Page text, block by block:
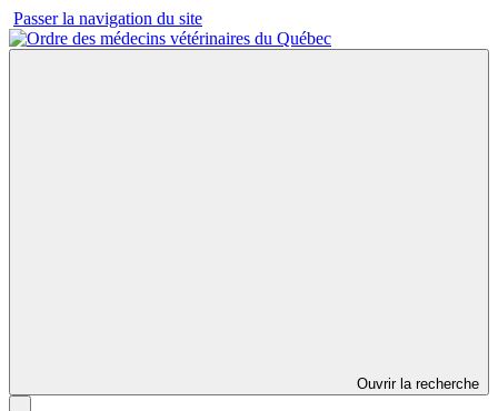
Passer la navigation du site
Ouvrir la recherche